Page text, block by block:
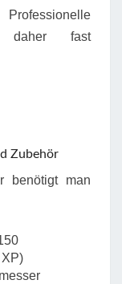
daher fast
Zubehör
benötigt man